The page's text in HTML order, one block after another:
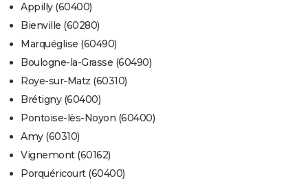
Appilly (60400)
Bienville (60280)
Marquéglise (60490)
Boulogne-la-Grasse (60490)
Roye-sur-Matz (60310)
Brétigny (60400)
Pontoise-lès-Noyon (60400)
Amy (60310)
Vignemont (60162)
Porquéricourt (60400)